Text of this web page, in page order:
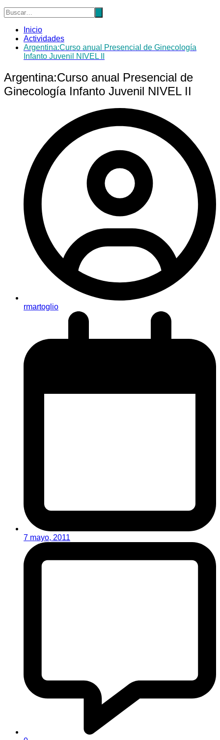
Inicio
Actividades
Argentina:Curso anual Presencial de Ginecología
Infanto Juvenil NIVEL II
Argentina:Curso anual Presencial de
Ginecología Infanto Juvenil NIVEL II
rmartoglio
7 mayo, 2011